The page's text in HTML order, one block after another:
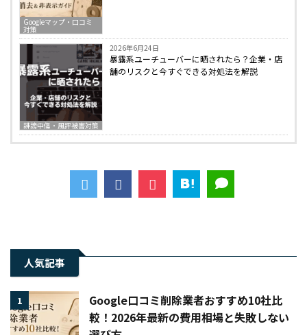
Googleマップ・口コミ
対策
誹謗中傷・風評被害対策
2026年6月24日
暴露系ユーチューバーに晒されたら？企業・店
舗のリスクと今すぐできる対処法を解説
人気記事
1
Google口コミ削除業者おすすめ10社比
較！2026年最新の費用相場と失敗しない